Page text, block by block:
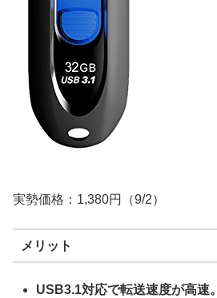
実勢価格：1,380円（9/2）
メリット
USB3.1対応で転送速度が高速。